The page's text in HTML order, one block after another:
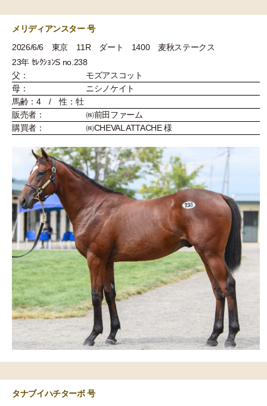
メリディアンスター 号
2026/6/6 東京 11R ダート 1400 麦秋ステークス
23年 ｾﾚｸｼｮﾝS no.238
父：
モズアスコット
母：
ニシノケイト
馬齢：4 / 性：牡
販売者：
㈱前田ファーム
購買者：
㈱CHEVAL ATTACHE 様
タナブイハチターボ 号